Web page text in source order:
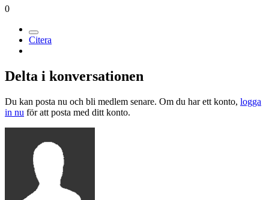
0
Citera
Delta i konversationen
Du kan posta nu och bli medlem senare. Om du har ett konto, logga
in nu för att posta med ditt konto.